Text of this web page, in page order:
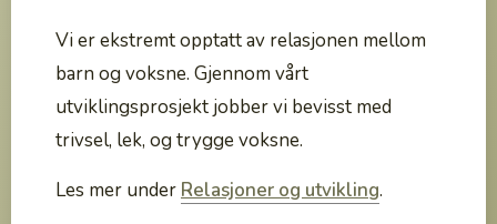
Vi er ekstremt opptatt av relasjonen mellom
barn og voksne. Gjennom vårt
utviklingsprosjekt jobber vi bevisst med
trivsel, lek, og trygge voksne.
Les mer under Relasjoner og utvikling.